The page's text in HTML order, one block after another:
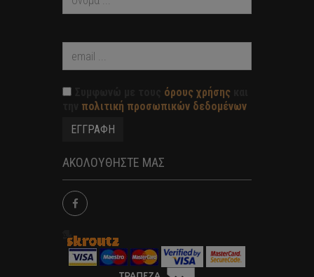
όρους χρήσης
πολιτική προσωπικών δεδομένων
ΑΚΟΛΟΥΘΗΣΤΕ ΜΑΣ